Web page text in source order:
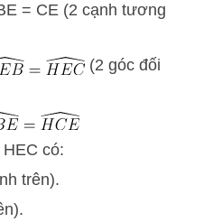
= CE (2 cạnh tương
(2 góc đối
có:
trên).